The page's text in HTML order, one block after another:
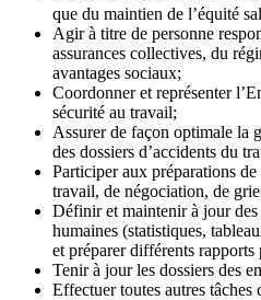
que du maintien de l’équité
Agir à titre de personne
assurances collectives, du
avantages sociaux;
Coordonner et représenter
sécurité au travail;
Assurer de façon optimale la
des dossiers d’accidents du
Participer aux préparations
travail, de négociation, de
Définir et maintenir à jour des
humaines (statistiques,
et préparer différents
Tenir à jour les dossiers des
Effectuer toutes autres tâches